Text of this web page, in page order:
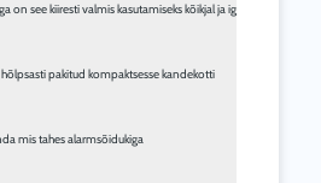
on see kiiresti valmis kasutamiseks kõikjal ja iga ilmaga
hõlpsasti pakitud kompaktsesse kandekotti
mis tahes alarmsõidukiga